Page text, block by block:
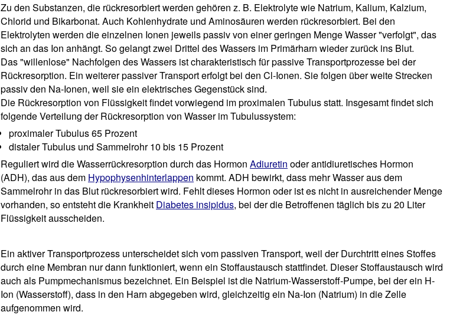
Zu den Substanzen, die rückresorbiert werden gehören z. B. Elektrolyte wie Natrium, Kalium, Kalzium,
Chlorid und Bikarbonat. Auch Kohlenhydrate und Aminosäuren werden rückresorbiert. Bei den
Elektrolyten werden die einzelnen Ionen jeweils passiv von einer geringen Menge Wasser "verfolgt", das
sich an das Ion anhängt. So gelangt zwei Drittel des Wassers im Primärharn wieder zurück ins Blut.
Das "willenlose" Nachfolgen des Wassers ist charakteristisch für passive Transportprozesse bei der
Rückresorption. Ein weiterer passiver Transport erfolgt bei den Cl-Ionen. Sie folgen über weite Strecken
passiv den Na-Ionen, weil sie ein elektrisches Gegenstück sind.
Die Rückresorption von Flüssigkeit findet vorwiegend im proximalen Tubulus statt. Insgesamt findet sich
folgende Verteilung der Rückresorption von Wasser im Tubulussystem:
proximaler Tubulus 65 Prozent
distaler Tubulus und Sammelrohr 10 bis 15 Prozent
Reguliert wird die Wasserrückresorption durch das Hormon Adiuretin oder antidiuretisches Hormon
(ADH), das aus dem Hypophysenhinterlappen kommt. ADH bewirkt, dass mehr Wasser aus dem
Sammelrohr in das Blut rückresorbiert wird. Fehlt dieses Hormon oder ist es nicht in ausreichender Menge
vorhanden, so entsteht die Krankheit Diabetes insipidus, bei der die Betroffenen täglich bis zu 20 Liter
Flüssigkeit ausscheiden.
Ein aktiver Transportprozess unterscheidet sich vom passiven Transport, weil der Durchtritt eines Stoffes
durch eine Membran nur dann funktioniert, wenn ein Stoffaustausch stattfindet. Dieser Stoffaustausch wird
auch als Pumpmechanismus bezeichnet. Ein Beispiel ist die Natrium-Wasserstoff-Pumpe, bei der ein H-
Ion (Wasserstoff), dass in den Harn abgegeben wird, gleichzeitig ein Na-Ion (Natrium) in die Zelle
aufgenommen wird.